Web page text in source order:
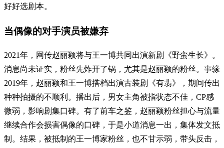
好好选剧本。
当偶像的对手演员被嫌弃
2021年，网传赵丽颖将与王一博共同出演新剧《野蛮生长》。
消息尚未证实，粉丝先炸开了锅，尤其是赵丽颖的粉丝。事缘
2019年，赵丽颖和王一博搭档出演古装剧《有翡》，期间传出
种种拍摄的不顺利。播出后，男女主角被指状态不佳，CP感
微弱，影响剧集口碑。有了前车之鉴，赵丽颖粉丝担心与流量
继续合作会损害偶像的口碑，于是小道消息一出，集体发文抵
制。结果，被抵制的王一博家粉丝，也不甘示弱，带头反击，